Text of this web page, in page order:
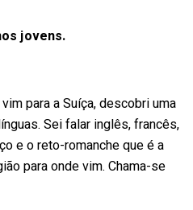
jovens.
para a Suíça, descobri uma
Sei falar inglês, francês,
e o reto-romanche que é a
para onde vim. Chama-se